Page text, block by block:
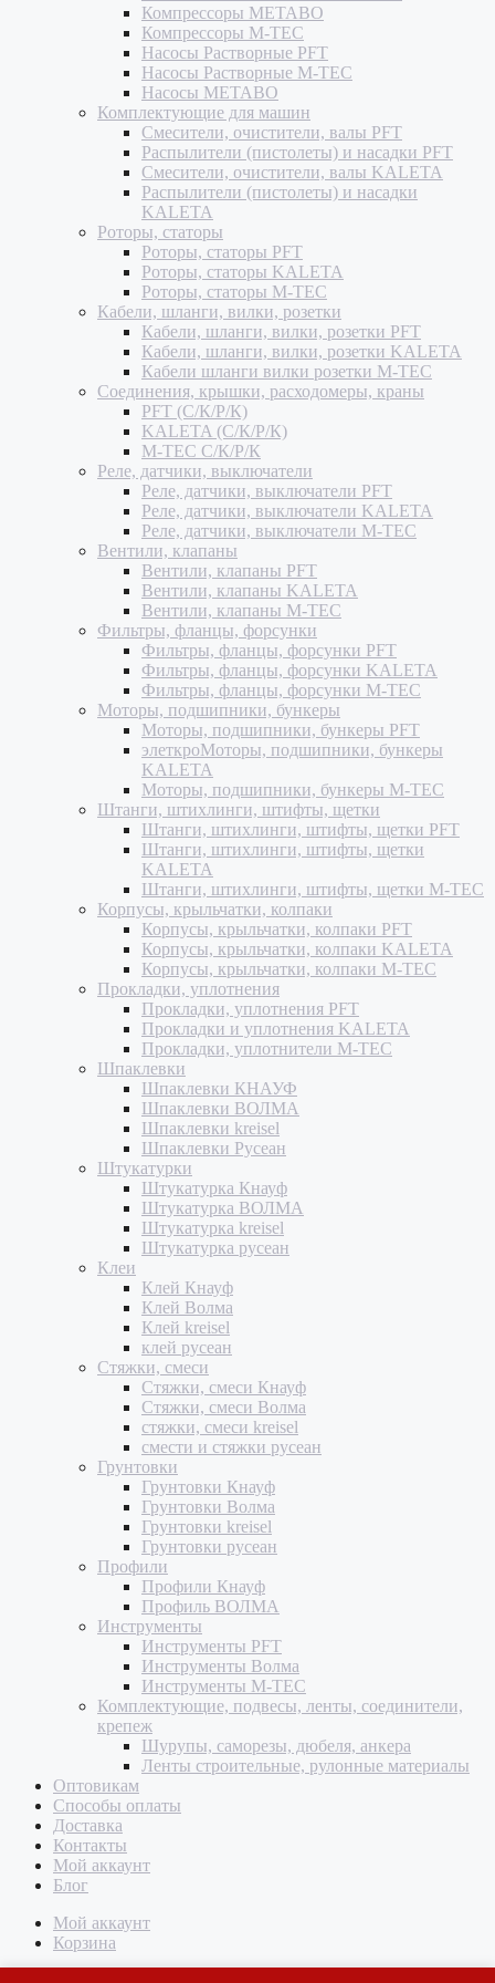
Компрессоры METABO
Компрессоры M-TEC
Насосы Растворные PFT
Насосы Растворные M-TEC
Насосы METABO
Комплектующие для машин
Смесители, очистители, валы PFT
Распылители (пистолеты) и насадки PFT
Смесители, очистители, валы KALETA
Распылители (пистолеты) и насадки
KALETA
Роторы, статоры
Роторы, статоры PFT
Роторы, статоры KALETA
Роторы, статоры M-TEC
Кабели, шланги, вилки, розетки
Кабели, шланги, вилки, розетки PFT
Кабели, шланги, вилки, розетки KALETA
Кабели шланги вилки розетки M-TEC
Соединения, крышки, расходомеры, краны
PFT (С/К/Р/К)
KALETA (С/К/Р/К)
M-TEC С/К/Р/К
Реле, датчики, выключатели
Реле, датчики, выключатели PFT
Реле, датчики, выключатели KALETA
Реле, датчики, выключатели M-TEC
Вентили, клапаны
Вентили, клапаны PFT
Вентили, клапаны KALETA
Вентили, клапаны M-TEC
Фильтры, фланцы, форсунки
Фильтры, фланцы, форсунки PFT
Фильтры, фланцы, форсунки KALETA
Фильтры, фланцы, форсунки M-TEC
Моторы, подшипники, бункеры
Моторы, подшипники, бункеры PFT
элеткроМоторы, подшипники, бункеры
KALETA
Моторы, подшипники, бункеры M-TEC
Штанги, штихлинги, штифты, щетки
Штанги, штихлинги, штифты, щетки PFT
Штанги, штихлинги, штифты, щетки
KALETA
Штанги, штихлинги, штифты, щетки M-TEC
Корпусы, крыльчатки, колпаки
Корпусы, крыльчатки, колпаки PFT
Корпусы, крыльчатки, колпаки KALETA
Корпусы, крыльчатки, колпаки M-TEC
Прокладки, уплотнения
Прокладки, уплотнения PFT
Прокладки и уплотнения KALETA
Прокладки, уплотнители M-TEC
Шпаклевки
Шпаклевки КНАУФ
Шпаклевки ВОЛМА
Шпаклевки kreisel
Шпаклевки Русеан
Штукатурки
Штукатурка Кнауф
Штукатурка ВОЛМА
Штукатурка kreisel
Штукатурка русеан
Клеи
Клей Кнауф
Клей Волма
Клей kreisel
клей русеан
Стяжки, смеси
Стяжки, смеси Кнауф
Стяжки, смеси Волма
стяжки, смеси kreisel
смести и стяжки русеан
Грунтовки
Грунтовки Кнауф
Грунтовки Волма
Грунтовки kreisel
Грунтовки русеан
Профили
Профили Кнауф
Профиль ВОЛМА
Инструменты
Инструменты PFT
Инструменты Волма
Инструменты M-TEC
Комплектующие, подвесы, ленты, соединители,
крепеж
Шурупы, саморезы, дюбеля, анкера
Ленты строительные, рулонные материалы
Оптовикам
Способы оплаты
Доставка
Контакты
Мой аккаунт
Блог
Мой аккаунт
Корзина